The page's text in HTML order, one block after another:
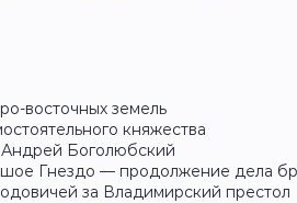
восточных земель
княжества
Андрей Боголюбский
Гнездо — продолжение дела
за Владимирский престол